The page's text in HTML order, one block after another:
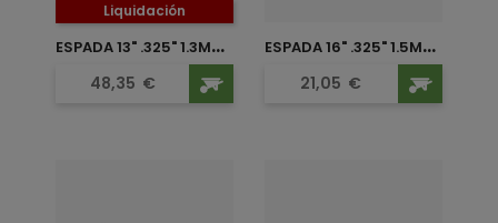
E
SPADA 13" .325" 1.3MM SM...
Precio
48,35 €
Liquidación
E
SPADA 16" .325" 1.5MM 66...
Precio
21,05 €